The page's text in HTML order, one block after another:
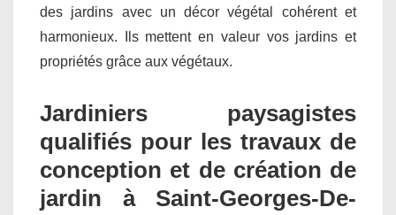
des jardins avec un décor végétal cohérent et
harmonieux. Ils mettent en valeur vos jardins et
propriétés grâce aux végétaux.
Jardiniers paysagistes
qualifiés pour les travaux de
conception et de création de
jardin à Saint-Georges-De-